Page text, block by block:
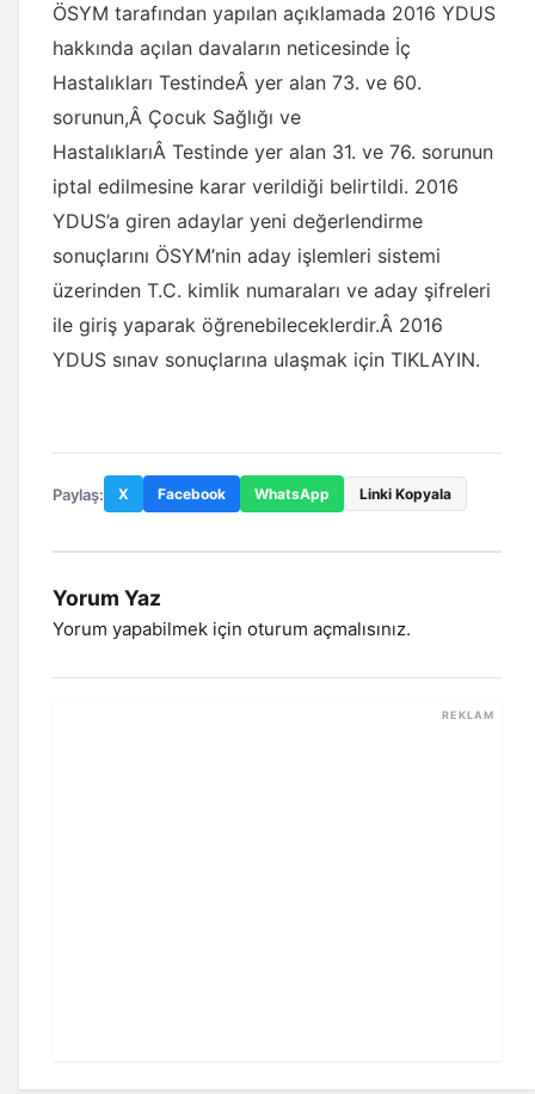
ÖSYM tarafından yapılan açıklamada 2016 YDUS
hakkında açılan davaların neticesinde İç
Hastalıkları TestindeÂ yer alan 73. ve 60.
sorunun,Â Çocuk Sağlığı ve
HastalıklarıÂ Testinde yer alan 31. ve 76. sorunun
iptal edilmesine karar verildiği belirtildi. 2016
YDUS’a giren adaylar yeni değerlendirme
sonuçlarını ÖSYM’nin aday işlemleri sistemi
üzerinden T.C. kimlik numaraları ve aday şifreleri
ile giriş yaparak öğrenebileceklerdir.Â 2016
YDUS sınav sonuçlarına ulaşmak için TIKLAYIN.
Paylaş: X Facebook WhatsApp Linki Kopyala
Yorum Yaz
Yorum yapabilmek için oturum açmalısınız.
REKLAM